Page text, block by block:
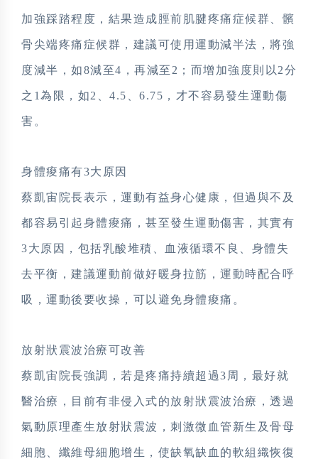
加強踩踏程度，結果造成脛前肌腱疼痛症候群、髕
骨尖端疼痛症候群，建議可使用運動減半法，將強
度減半，如8減至4，再減至2；而增加強度則以2分
之1為限，如2、4.5、6.75，才不容易發生運動傷
害。
身體痠痛有3大原因
蔡凱宙院長表示，運動有益身心健康，但過與不及
都容易引起身體痠痛，甚至發生運動傷害，其實有
3大原因，包括乳酸堆積、血液循環不良、身體失
去平衡，建議運動前做好暖身拉筋，運動時配合呼
吸，運動後要收操，可以避免身體痠痛。
放射狀震波治療可改善
蔡凱宙院長強調，若是疼痛持續超過3周，最好就
醫治療，目前有非侵入式的放射狀震波治療，透過
氣動原理產生放射狀震波，刺激微血管新生及骨母
細胞、纖維母細胞增生，使缺氧缺血的軟組織恢復